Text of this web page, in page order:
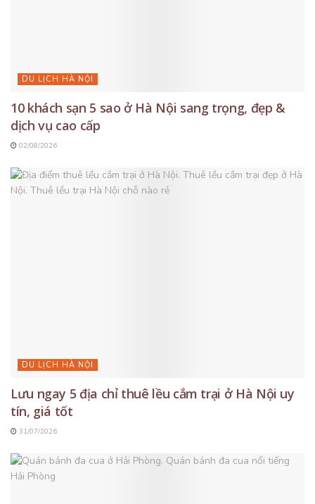
DU LỊCH HÀ NỘI
10 khách sạn 5 sao ở Hà Nội sang trọng, đẹp &
dịch vụ cao cấp
02/08/2026
DU LỊCH HÀ NỘI
Lưu ngay 5 địa chỉ thuê lều cắm trại ở Hà Nội uy
tín, giá tốt
31/07/2026